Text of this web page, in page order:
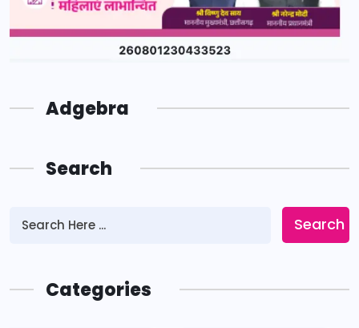
Adgebra
Search
Search
Categories